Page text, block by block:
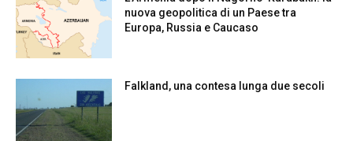
nuova geopolitica di un Paese tra
Europa, Russia e Caucaso
Falkland, una contesa lunga due secoli